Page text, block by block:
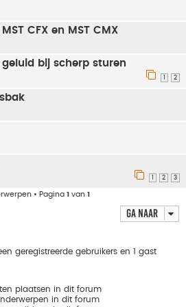
CFX en MST CMX
geluid bij scherp sturen
2
1 2 3
• Pagina 1 van 1
Ga naar
geregistreerde gebruikers en 1 gast
plaatsen in dit forum
in dit forum